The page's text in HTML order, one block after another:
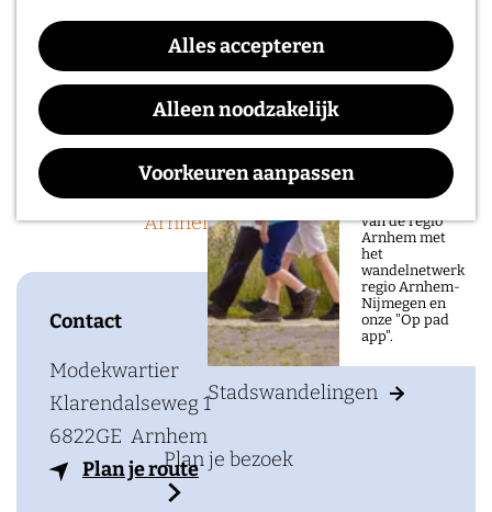
Alles accepteren
Alleen noodzakelijk
Voorkeuren aanpassen
e
e
Routeplanner
Ga op pad in
natuur en rijke
van de regio
Arnhem met
het
wandelnetwerk
regio Arnhem-
Nijmegen en
onze "Op pad
app".
Stadswandelingen
Plan je bezoek
Modekwartier Juni Mode
Maand
Arnhem
Wanneer:
t/m 27 juni
Contact
Modekwartier
Klarendalseweg 1
6822GE Arnhem
Plan je routen